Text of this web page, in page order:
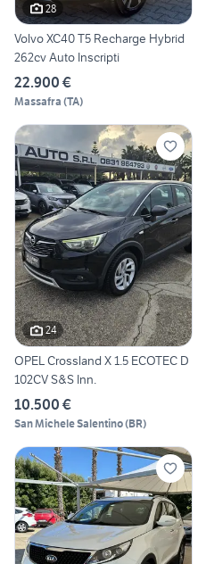
28
Volvo XC40 T5 Recharge Hybrid
262cv Auto Inscripti
22.900 €
Massafra (TA)
24
OPEL Crossland X 1.5 ECOTEC D
102CV S&S Inn.
10.500 €
San Michele Salentino(BR)